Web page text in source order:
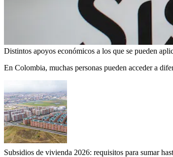
Distintos apoyos económicos a los que se pueden
En Colombia, muchas personas pueden acceder a
Subsidios de vivienda 2026: requisitos para sumar